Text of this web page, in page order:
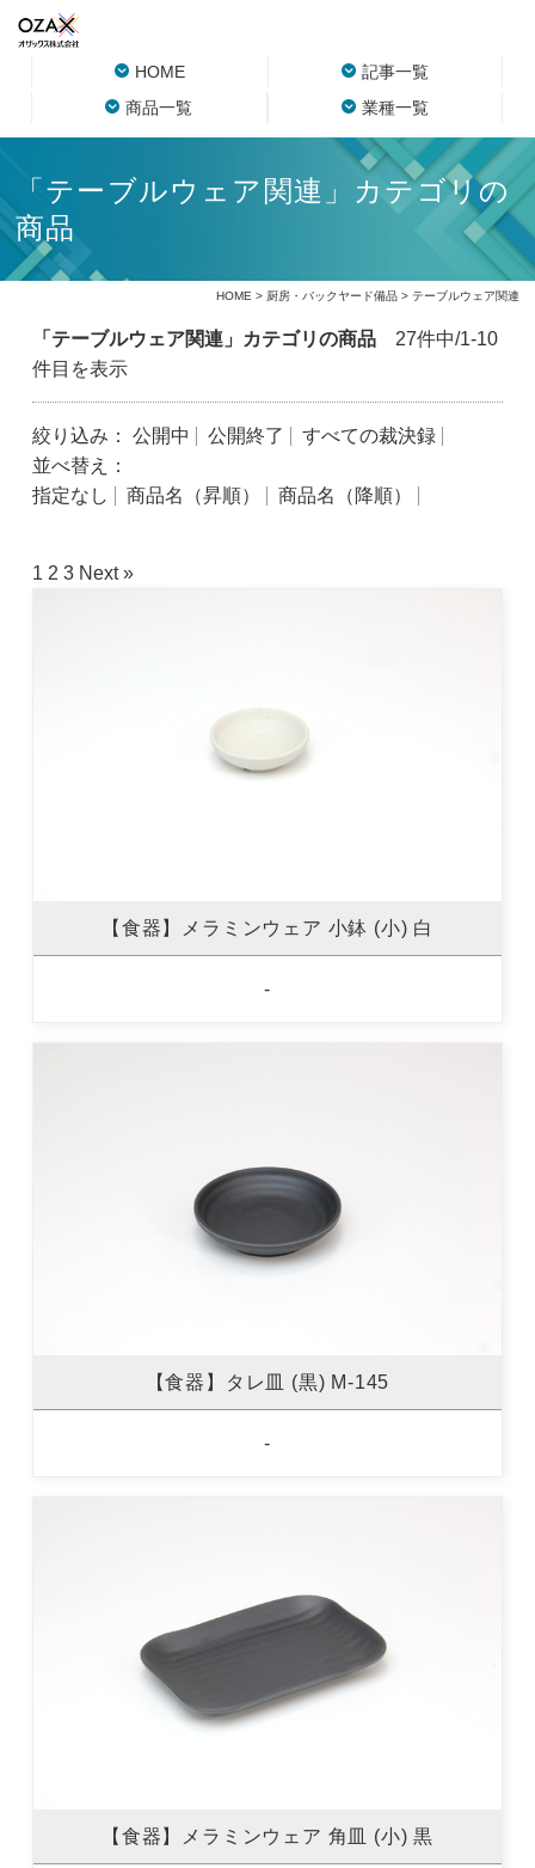
HOME
記事一覧
商品一覧
業種一覧
「テーブルウェア関連」カテゴリの
商品
HOME > 厨房・バックヤード備品> テーブルウェア関連
「テーブルウェア関連」カテゴリの商品27件中/1-10
件目を表示
絞り込み： 公開中 公開終了
すべての裁決録
並べ替え：
指定なし
商品名（昇順） 商品名（降順）
1 2 3 Next »
【食器】メラミンウェア 小鉢 (小) 白
-
【食器】タレ皿 (黒) M-145
-
【食器】メラミンウェア 角皿 (小) 黒